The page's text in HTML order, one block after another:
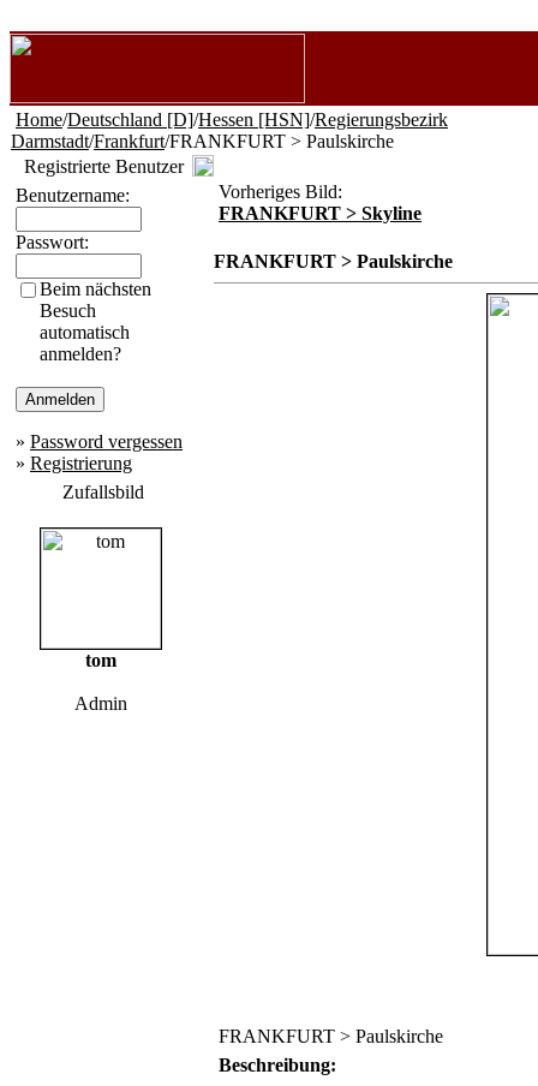
Home/Deutschland [D]/Hessen [HSN]/Regierungsbezirk
Darmstadt/Frankfurt/FRANKFURT > Paulskirche
Registrierte Benutzer
Benutzername:
Passwort:
Beim nächsten
Besuch
automatisch
anmelden?
» Password vergessen
» Registrierung
Zufallsbild
tom
Admin
Vorheriges Bild:
FRANKFURT > Skyline
FRANKFURT > Paulskirche
FRANKFURT > Paulskirche
Beschreibung: